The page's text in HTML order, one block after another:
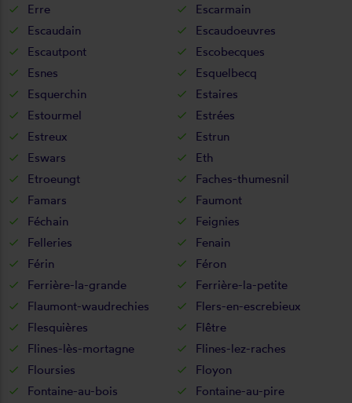
Erre
Escarmain
Escaudain
Escaudoeuvres
Escautpont
Escobecques
Esnes
Esquelbecq
Esquerchin
Estaires
Estourmel
Estrées
Estreux
Estrun
Eswars
Eth
Etroeungt
Faches-thumesnil
Famars
Faumont
Féchain
Feignies
Felleries
Fenain
Férin
Féron
Ferrière-la-grande
Ferrière-la-petite
Flaumont-waudrechies
Flers-en-escrebieux
Flesquières
Flêtre
Flines-lès-mortagne
Flines-lez-raches
Floursies
Floyon
Fontaine-au-bois
Fontaine-au-pire